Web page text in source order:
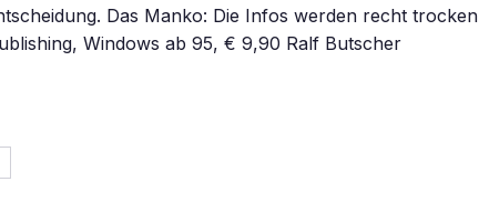
Das Manko: Die Infos werden recht trocken
Windows ab 95, € 9,90 Ralf Butscher